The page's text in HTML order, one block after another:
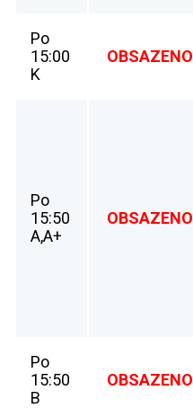
Po
15:00
K
OBSAZENO
Po
15:50
A,A+
OBSAZENO
Po
15:50
B
OBSAZENO